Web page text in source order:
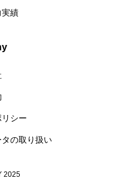
実績
シー
の取り扱い
2025